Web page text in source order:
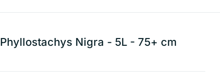
Phyllostachys Nigra - 5L - 75+ cm